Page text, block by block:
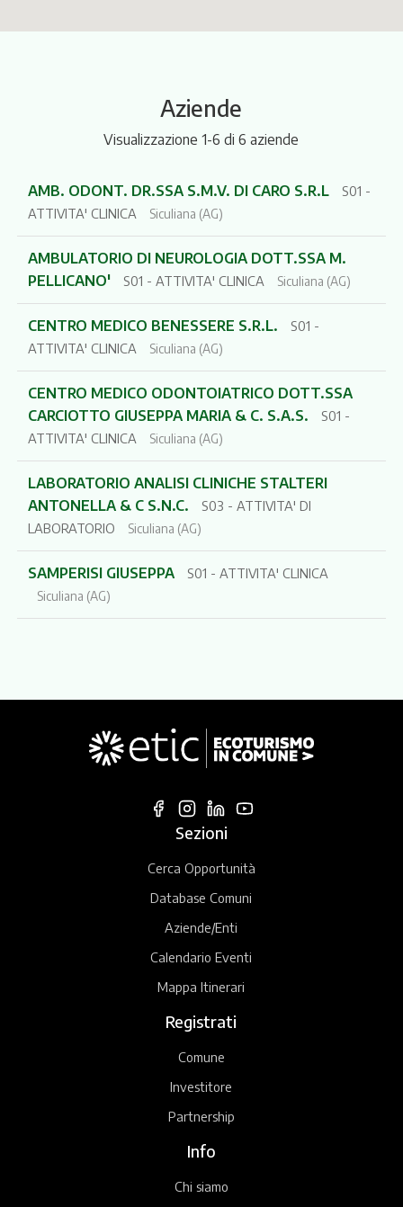
Aziende
Visualizzazione 1-6 di 6 aziende
AMB. ODONT. DR.SSA S.M.V. DI CARO S.R.L
S01 -
ATTIVITA' CLINICA
Siculiana (AG)
AMBULATORIO DI NEUROLOGIA DOTT.SSA M.
PELLICANO'
S01 - ATTIVITA' CLINICA Siculiana (AG)
CENTRO MEDICO BENESSERE S.R.L.
S01 -
ATTIVITA' CLINICA
Siculiana (AG)
CENTRO MEDICO ODONTOIATRICO DOTT.SSA
CARCIOTTO GIUSEPPA MARIA & C. S.A.S.
S01 -
ATTIVITA' CLINICA
Siculiana (AG)
LABORATORIO ANALISI CLINICHE STALTERI
ANTONELLA & C S.N.C.
S03 - ATTIVITA' DI
LABORATORIO
Siculiana (AG)
SAMPERISI GIUSEPPA S01 - ATTIVITA' CLINICA
Siculiana (AG)
Sezioni
Cerca Opportunità
Database Comuni
Aziende/Enti
Calendario Eventi
Mappa Itinerari
Registrati
Comune
Investitore
Partnership
Info
Chi siamo